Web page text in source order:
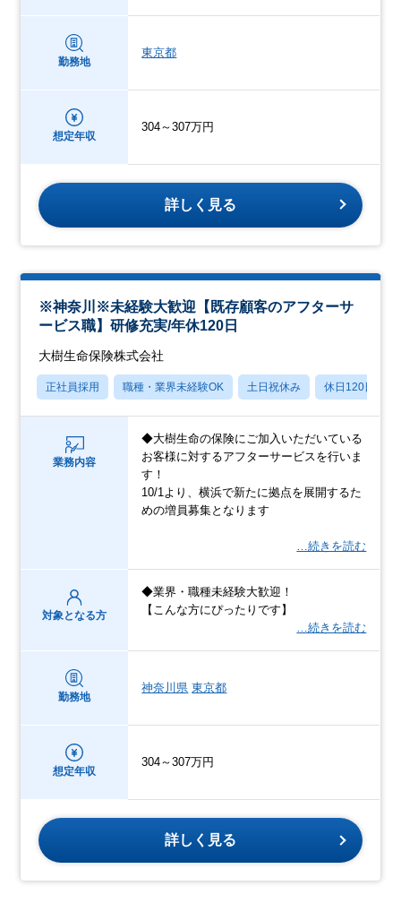
勤務地
東京都
想定年収
304～307万円
詳しく見る
※神奈川※未経験大歓迎【既存顧客のアフターサ
ービス職】研修充実/年休120日
大樹生命保険株式会社
正社員採用 職種・業界未経験OK 土日祝休み 休日120日以上
業務内容
◆大樹生命の保険にご加入いただいている
お客様に対するアフターサービスを行いま
す！
10/1より、横浜で新たに拠点を展開するた
めの増員募集となります
…続きを読む
対象となる方
◆業界・職種未経験大歓迎！
【こんな方にぴったりです】
…続きを読む
勤務地
神奈川県 東京都
想定年収
304～307万円
詳しく見る